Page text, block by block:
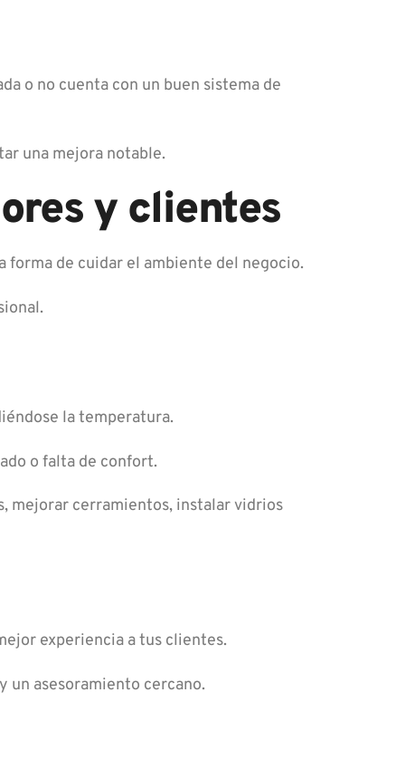
o no cuenta con un buen sistema de
una mejora notable.
y clientes
forma de cuidar el ambiente del negocio.
la temperatura.
o falta de confort.
mejorar cerramientos, instalar vidrios
experiencia a tus clientes.
un asesoramiento cercano.